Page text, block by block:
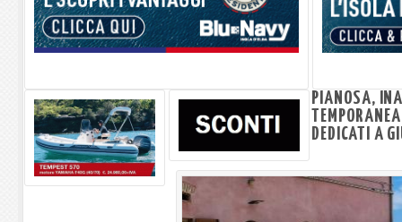
PIANOSA,
DEDICATI A